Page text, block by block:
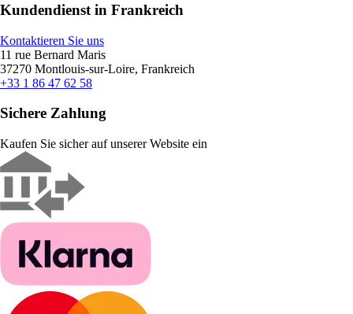
Kundendienst in Frankreich
Kontaktieren Sie uns
11 rue Bernard Maris
37270 Montlouis-sur-Loire, Frankreich
+33 1 86 47 62 58
Sichere Zahlung
Kaufen Sie sicher auf unserer Website ein